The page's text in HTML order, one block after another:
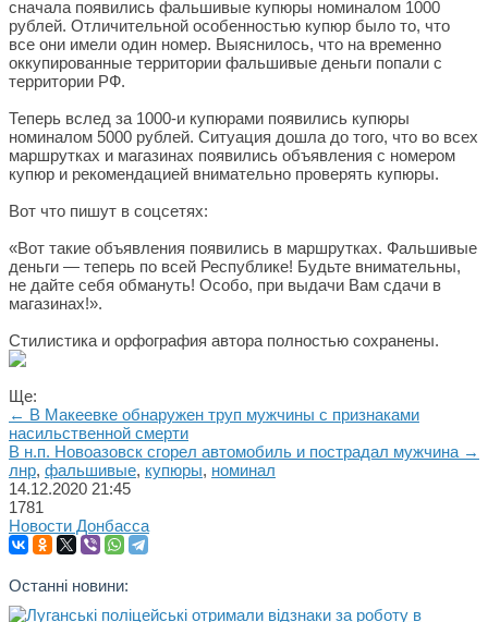
сначала появились фальшивые купюры номиналом 1000
рублей. Отличительной особенностью купюр было то, что
все они имели один номер. Выяснилось, что на временно
оккупированные территории фальшивые деньги попали с
территории РФ.
Теперь вслед за 1000-и купюрами появились купюры
номиналом 5000 рублей. Ситуация дошла до того, что во всех
маршрутках и магазинах появились объявления с номером
купюр и рекомендацией внимательно проверять купюры.
Вот что пишут в соцсетях:
«Вот такие объявления появились в маршрутках. Фальшивые
деньги — теперь по всей Республике! Будьте внимательны,
не дайте себя обмануть! Особо, при выдачи Вам сдачи в
магазинах!».
Стилистика и орфография автора полностью сохранены.
Ще:
← В Макеевке обнаружен труп мужчины с признаками
насильственной смерти
В н.п. Новоазовск сгорел автомобиль и пострадал мужчина →
лнр, фальшивые, купюры, номинал
14.12.2020 21:45
1781
Новости Донбасса
Останні новини: